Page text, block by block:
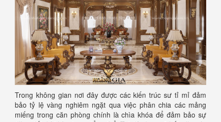
Trong không gian nơi đây được các kiến trúc sư tỉ mỉ đảm
bảo tỷ lệ vàng nghiêm ngặt qua việc phân chia các mảng
miếng trong căn phòng chính là chìa khóa để đảm bảo sự